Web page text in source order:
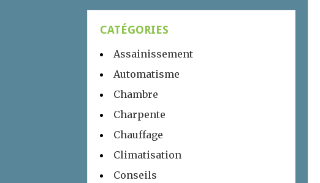
CATÉGORIES
Assainissement
Automatisme
Chambre
Charpente
Chauffage
Climatisation
Conseils